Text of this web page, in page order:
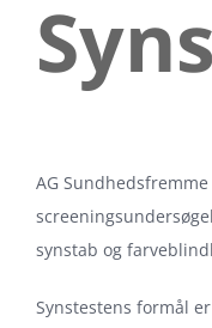
AG Sundhedsfremme
synstab og
Synstestens formål